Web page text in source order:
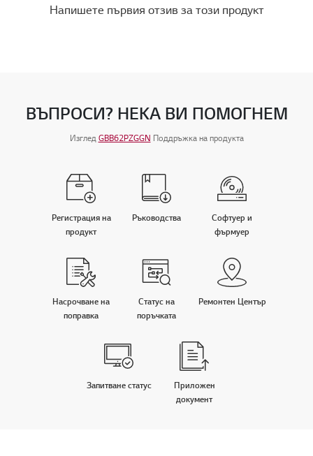
Напишете първия отзив за този продукт
ВЪПРОСИ? НЕКА ВИ ПОМОГНЕМ
ИзгледGBB62PZGGN Поддръжка на продукта
Регистрация на
продукт
Ръководства
Софтуер и
фърмуер
Насрочване на
поправка
Статус на
поръчката
Ремонтен Център
Запитване статус
Приложен
документ